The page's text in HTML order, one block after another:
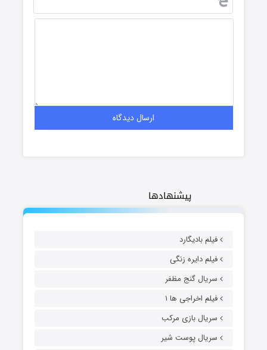
پیشنهادها
فیلم بادیگارد
فیلم دایره زنگی
سریال گنج مظفر
فیلم اخراجی ها ۱
سریال بازی مرکب
سریال پوست شیر